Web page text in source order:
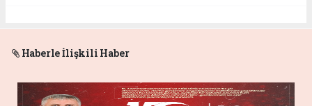
Haberle İlişkili Haber